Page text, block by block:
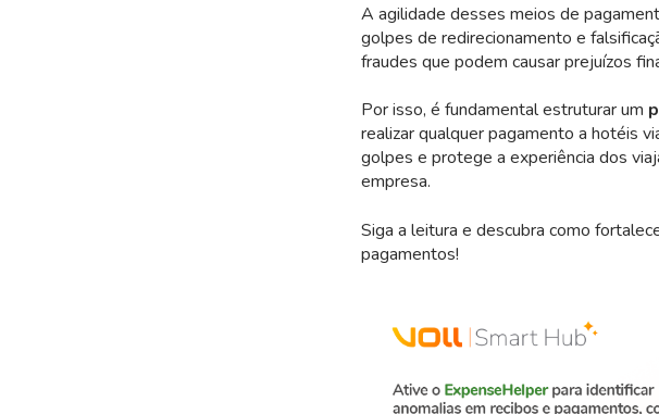
A agilidade desses meios de
golpes de redirecionamento e
fraudes que podem causar prejuízos
Por isso, é fundamental estruturar um
realizar qualquer pagamento a hotéis
golpes e protege a experiência dos
empresa.
Siga a leitura e descubra como
pagamentos!